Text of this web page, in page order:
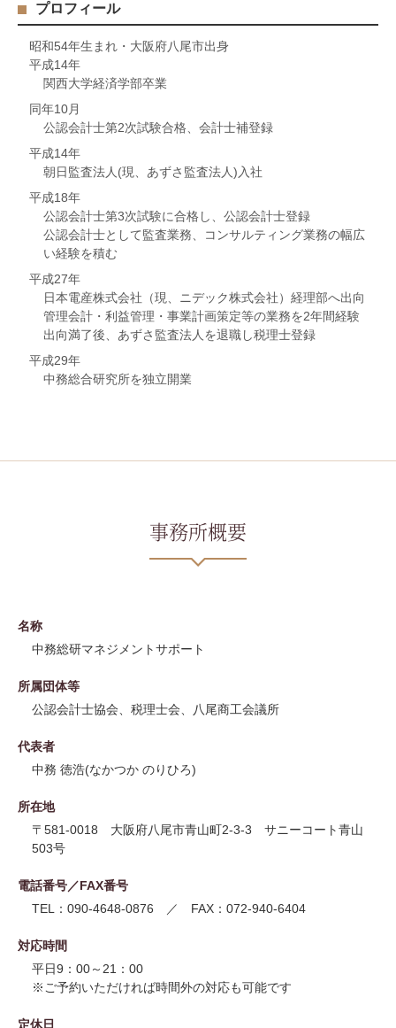
プロフィール
昭和54年生まれ・大阪府八尾市出身
平成14年
関西大学経済学部卒業
同年10月
公認会計士第2次試験合格、会計士補登録
平成14年
朝日監査法人(現、あずさ監査法人)入社
平成18年
公認会計士第3次試験に合格し、公認会計士登録
公認会計士として監査業務、コンサルティング業務の幅広
い経験を積む
平成27年
日本電産株式会社（現、ニデック株式会社）経理部へ出向
管理会計・利益管理・事業計画策定等の業務を2年間経験
出向満了後、あずさ監査法人を退職し税理士登録
平成29年
中務総合研究所を独立開業
事務所概要
名称
中務総研マネジメントサポート
所属団体等
公認会計士協会、税理士会、八尾商工会議所
代表者
中務 徳浩(なかつか のりひろ)
所在地
〒581-0018 大阪府八尾市青山町2-3-3 サニーコート青山
503号
電話番号／FAX番号
TEL：090-4648-0876 ／ FAX：072-940-6404
対応時間
平日9：00～21：00
※ご予約いただければ時間外の対応も可能です
定休日